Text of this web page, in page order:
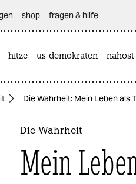
shop fragen & hilfe
hitze us-demokraten
Die Wahrheit: Mein Leben als
Die Wahrheit
Mein